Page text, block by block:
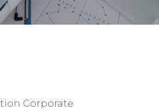
Corporate